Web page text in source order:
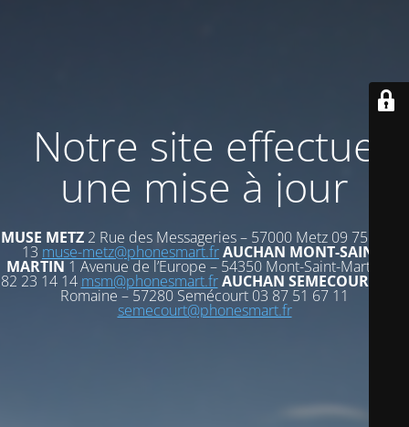
Notre site effectue
une mise à jour
MUSE METZ 2 Rue des Messageries – 57000 Metz 09 75 72 53
13 muse-metz@phonesmart.frAUCHAN MONT-SAINT-
MARTIN 1 Avenue de l’Europe – 54350 Mont-Saint-Martin 03
82 23 14 14 msm@phonesmart.fr AUCHAN SEMECOURT
Romaine – 57280 Semécourt 03 87 51 67 11
semecourt@phonesmart.fr